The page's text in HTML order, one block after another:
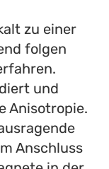
zu einer
folgen
und
Anisotropie.
Anschluss